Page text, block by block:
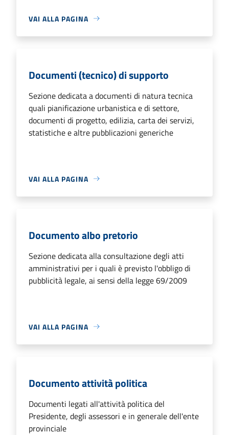
VAI ALLA PAGINA
Documenti (tecnico) di supporto
Sezione dedicata a documenti di natura tecnica
quali pianificazione urbanistica e di settore,
documenti di progetto, edilizia, carta dei servizi,
statistiche e altre pubblicazioni generiche
VAI ALLA PAGINA
Documento albo pretorio
Sezione dedicata alla consultazione degli atti
amministrativi per i quali è previsto l'obbligo di
pubblicità legale, ai sensi della legge 69/2009
VAI ALLA PAGINA
Documento attività politica
Documenti legati all'attività politica del
Presidente, degli assessori e in generale dell'ente
provinciale